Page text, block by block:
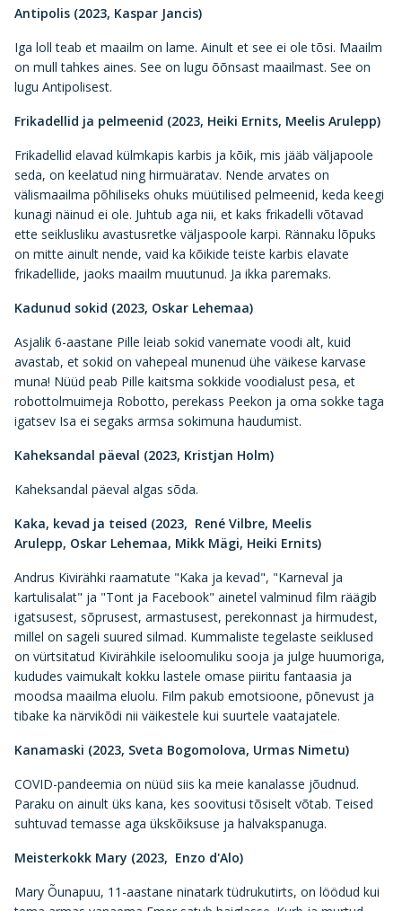
Antipolis (2023, Kaspar Jancis)
Iga loll teab et maailm on lame. Ainult et see ei ole tõsi. Maailm
on mull tahkes aines. See on lugu õõnsast maailmast. See on
lugu Antipolisest.
Frikadellid ja pelmeenid (2023, Heiki Ernits, Meelis Arulepp)
Frikadellid elavad külmkapis karbis ja kõik, mis jääb väljapoole
seda, on keelatud ning hirmuäratav. Nende arvates on
välismaailma põhiliseks ohuks müütilised pelmeenid, keda keegi
kunagi näinud ei ole. Juhtub aga nii, et kaks frikadelli võtavad
ette seiklusliku avastusretke väljaspoole karpi. Rännaku lõpuks
on mitte ainult nende, vaid ka kõikide teiste karbis elavate
frikadellide, jaoks maailm muutunud. Ja ikka paremaks.
Kadunud sokid (2023, Oskar Lehemaa)
Asjalik 6-aastane Pille leiab sokid vanemate voodi alt, kuid
avastab, et sokid on vahepeal munenud ühe väikese karvase
muna! Nüüd peab Pille kaitsma sokkide voodialust pesa, et
robottolmuimeja Robotto, perekass Peekon ja oma sokke taga
igatsev Isa ei segaks armsa sokimuna haudumist.
Kaheksandal päeval (2023, Kristjan Holm)
Kaheksandal päeval algas sõda.
Kaka, kevad ja teised (2023, René Vilbre, Meelis
Arulepp, Oskar Lehemaa, Mikk Mägi, Heiki Ernits)
Andrus Kivirähki raamatute "Kaka ja kevad", "Karneval ja
kartulisalat" ja "Tont ja Facebook" ainetel valminud film räägib
igatsusest, sõprusest, armastusest, perekonnast ja hirmudest,
millel on sageli suured silmad. Kummaliste tegelaste seiklused
on vürtsitatud Kivirähkile iseloomuliku sooja ja julge huumoriga,
kududes vaimukalt kokku lastele omase piiritu fantaasia ja
moodsa maailma eluolu. Film pakub emotsioone, põnevust ja
tibake ka närvikõdi nii väikestele kui suurtele vaatajatele.
Kanamaski (2023, Sveta Bogomolova, Urmas Nimetu)
COVID-pandeemia on nüüd siis ka meie kanalasse jõudnud.
Paraku on ainult üks kana, kes soovitusi tõsiselt võtab. Teised
suhtuvad temasse aga ükskõiksuse ja halvakspanuga.
Meisterkokk Mary (2023, Enzo d'Alo)
Mary Õunapuu, 11-aastane ninatark tüdrukutirts, on löödud kui